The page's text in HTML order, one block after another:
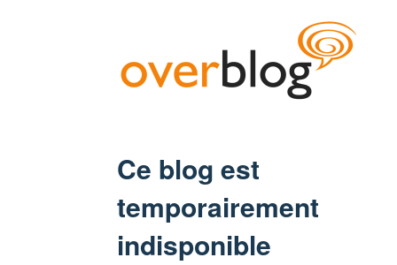
Ce blog est
temporairement
indisponible